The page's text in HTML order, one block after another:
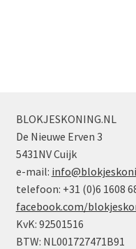
Inham
BLOKJESKONING.NL
De Nieuwe Erven 3
5431NV Cuijk
e-mail:
telefoon: +31 (0)6 1608
facebook.com/
KvK: 92501516
BTW: NL001727471B91